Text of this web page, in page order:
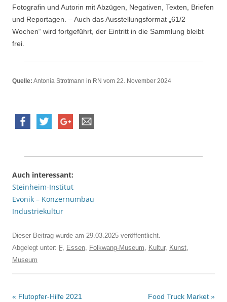
Fotografin und Autorin mit Abzügen, Negativen, Texten, Briefen
und Reportagen. – Auch das Ausstellungsformat „61/2
Wochen“ wird fortgeführt, der Eintritt in die Sammlung bleibt
frei.
Quelle: Antonia Strotmann in RN vom 22. November 2024
Auch interessant:
Steinheim-Institut
Evonik – Konzernumbau
Industriekultur
Dieser Beitrag wurde am 29.03.2025 veröffentlicht.
Abgelegt unter: F, Essen, Folkwang-Museum, Kultur, Kunst,
Museum
Beitrags-
« Flutopfer-Hilfe 2021 Food Truck Market »